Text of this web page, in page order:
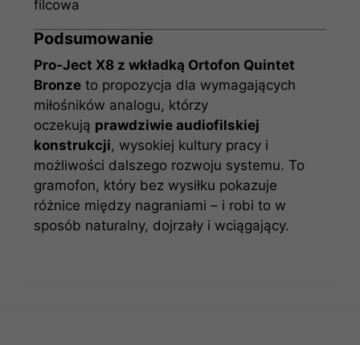
filcowa
Podsumowanie
Pro-Ject X8 z wkładką Ortofon Quintet
Bronze to propozycja dla wymagających
miłośników analogu, którzy
oczekują prawdziwie audiofilskiej
konstrukcji, wysokiej kultury pracy i
możliwości dalszego rozwoju systemu. To
gramofon, który bez wysiłku pokazuje
różnice między nagraniami – i robi to w
sposób naturalny, dojrzały i wciągający.